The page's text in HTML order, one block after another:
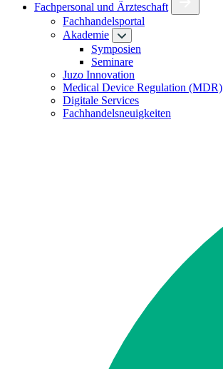
Fachpersonal und Ärzteschaft
Fachhandelsportal
Akademie
Symposien
Seminare
Juzo Innovation
Medical Device Regulation (MDR)
Digitale Services
Fachhandelsneuigkeiten